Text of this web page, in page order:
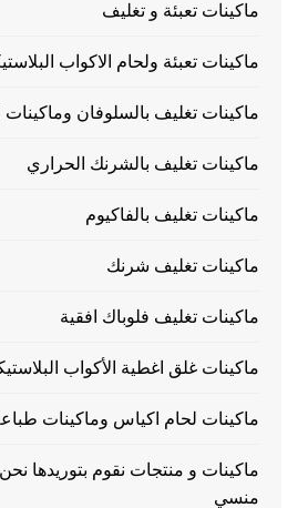
ماكينات تعبئة و تغليف
ماكينات تعبئة ولحام الاكواب
ماكينات تغليف بالسلوفان
ماكينات تغليف بالشرنك الحراري
ماكينات تغليف بالفاكيوم
ماكينات تغليف شرنك
ماكينات تغليف فلوباك افقية
ماكينات غلق اغطية الأكواب
ماكينات لحام اكياس وماكينات طباعة
ماكينات و منتجات نقوم بتوريدها
منسي